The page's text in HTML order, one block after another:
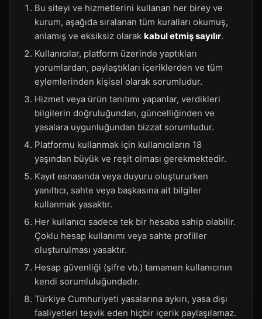
Bu siteyi ve hizmetlerini kullanan her birey ve
kurum, aşağıda sıralanan tüm kuralları okumuş,
anlamış ve eksiksiz olarak kabul etmiş sayılır.
Kullanıcılar, platform üzerinde yaptıkları
yorumlardan, paylaştıkları içeriklerden ve tüm
eylemlerinden kişisel olarak sorumludur.
Hizmet veya ürün tanıtımı yapanlar, verdikleri
bilgilerin doğruluğundan, güncelliğinden ve
yasalara uygunluğundan bizzat sorumludur.
Platformu kullanmak için kullanıcıların 18
yaşından büyük ve reşit olması gerekmektedir.
Kayıt esnasında veya duyuru oluştururken
yanıltıcı, sahte veya başkasına ait bilgiler
kullanmak yasaktır.
Her kullanıcı sadece tek bir hesaba sahip olabilir.
Çoklu hesap kullanımı veya sahte profiller
oluşturulması yasaktır.
Hesap güvenliği (şifre vb.) tamamen kullanıcının
kendi sorumluluğundadır.
Türkiye Cumhuriyeti yasalarına aykırı, yasa dışı
faaliyetleri teşvik eden hiçbir içerik paylaşılamaz.